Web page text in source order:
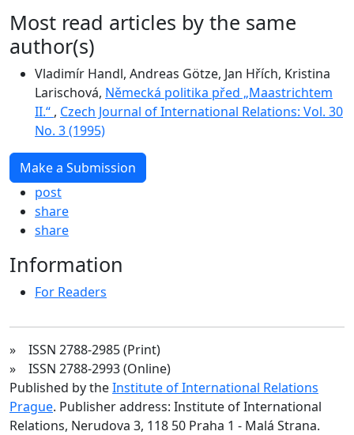
Most read articles by the same
author(s)
Vladimír Handl, Andreas Götze, Jan Hřích, Kristina
Larischová, Německá politika před „Maastrichtem
II.“ , Czech Journal of International Relations: Vol. 30
No. 3 (1995)
Make a Submission
post
share
share
Information
For Readers
» ISSN 2788-2985 (Print)
» ISSN 2788-2993 (Online)
Published by theInstitute of International Relations
Prague. Publisher address: Institute of International
Relations, Nerudova 3, 118 50 Praha 1 - Malá Strana.